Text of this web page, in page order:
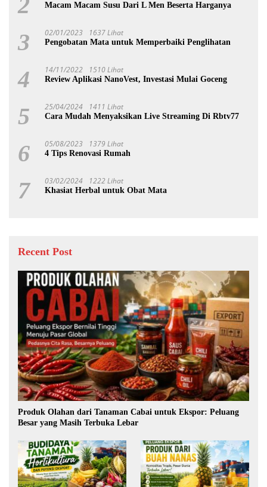
Macam Macam Susu Dari L Men Beserta Harganya
3 02/01/2023 1637 Lihat
Pengobatan Mata untuk Memperbaiki Penglihatan
4 14/11/2022 1510 Lihat
Review Aplikasi NanoVest, Investasi Mulai Goceng
5 25/04/2024 1411 Lihat
Cara Mudah Menyaksikan Live Streaming Di Rbtv77
6 05/08/2023 1379 Lihat
4 Tips Renovasi Rumah
7 03/02/2024 1222 Lihat
Khasiat Herbal untuk Obat Mata
Recent Post
Produk Olahan dari Tanaman Cabai untuk Ekspor: Peluang
Besar yang Masih Terbuka Lebar